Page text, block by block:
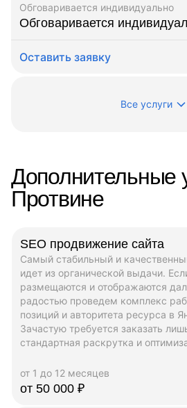
Обговаривается индивидуально
Обговаривается
Оставить заявку
Все услуги
Дополнительные
Протвине
SEO продвижение сайта
Самый стабильный и
идет из органической выдачи.
размещаются и отображаются
радостью проведем комплекс
позиций и авторитета ресурса в
Зачастую требуется заказать
стандартная раскрутка и
от 1 до 12 месяцев
от 50 000 ₽